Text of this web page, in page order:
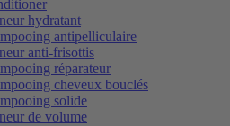
hydratant
antipelliculaire
anti-frisottis
réparateur
cheveux bouclés
solide
de volume